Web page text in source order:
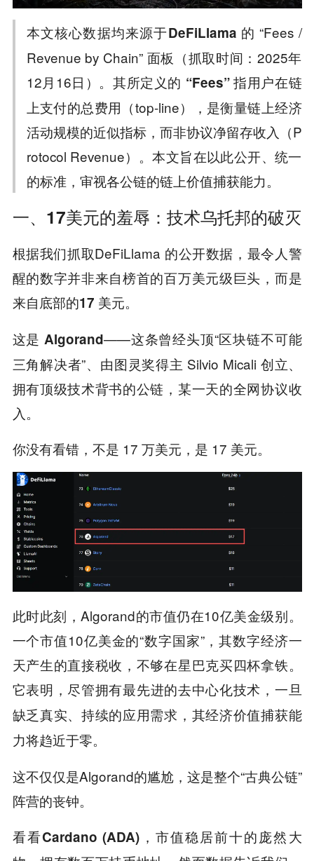
本文核心数据均来源于DeFiLlama 的 “Fees /
Revenue by Chain” 面板（抓取时间：2025年
12月16日）。其所定义的 “Fees”指用户在链
上支付的总费用（top-line），是衡量链上经济
活动规模的近似指标，而非协议净留存收入（P
rotocol Revenue）。本文旨在以此公开、统一
的标准，审视各公链的链上价值捕获能力。
一、17美元的羞辱：技术乌托邦的破灭
根据我们抓取DeFiLlama 的公开数据，最令人警
醒的数字并非来自榜首的百万美元级巨头，而是
来自底部的17 美元。
这是 Algorand——这条曾经头顶“区块链不可能
三角解决者”、由图灵奖得主 Silvio Micali 创立、
拥有顶级技术背书的公链，某一天的全网协议收
入。
你没有看错，不是 17 万美元，是 17 美元。
此时此刻，Algorand的市值仍在10亿美金级别。
一个市值10亿美金的“数字国家”，其数字经济一
天产生的直接税收，不够在星巴克买四杯拿铁。
它表明， 尽管拥有最先进的去中心化技术，一旦
缺乏真实、持续的应用需求，其经济价值捕获能
力将趋近于零。
这不仅仅是Algorand的尴尬，这是整个“古典公链”
阵营的丧钟。
看看Cardano (ADA)，市值稳居前十的庞然大